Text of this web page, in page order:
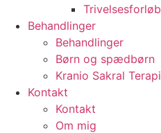
Trivelsesforløb
Behandlinger
Behandlinger
Børn og spædbørn
Kranio Sakral Terapi
Kontakt
Kontakt
Om mig